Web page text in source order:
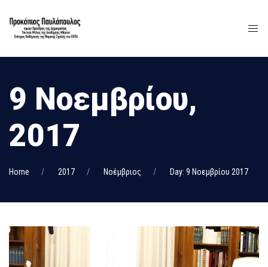
9 Νοεμβρίου,
2017
Home 2017 Νοέμβριος Day: 9 Νοεμβρίου 2017